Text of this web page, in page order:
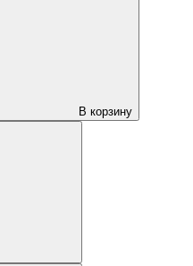
В корзину